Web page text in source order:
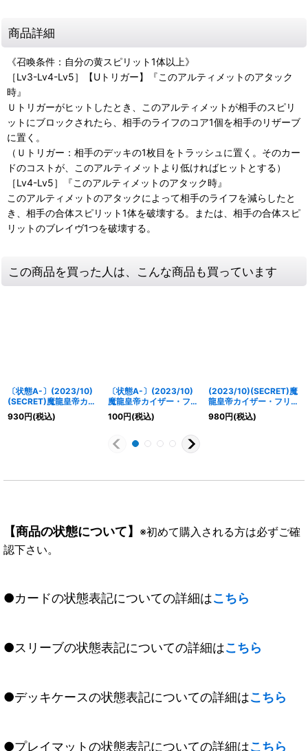
商品詳細
《召喚条件：自分の黄スピリット1体以上》
［Lv3-Lv4-Lv5］【Uトリガー】『このアルティメットのアタック
時』
Ｕトリガーがヒットしたとき、このアルティメットが相手のスピリ
ットにブロックされたら、相手のライフのコア1個を相手のリザーブ
に置く。
（Ｕトリガー：相手のデッキの1枚目をトラッシュに置く。そのカー
ドのコストが、このアルティメットより低ければヒットとする）
［Lv4-Lv5］『このアルティメットのアタック時』
このアルティメットのアタックによって相手のライフを減らしたと
き、相手の合体スピリット1体を破壊する。または、相手の合体スピ
リットのブレイヴ1つを破壊する。
この商品を買った人は、こんな商品も買っています
〔状態A-〕(2023/10)
(SECRET)魔龍皇帝カイ
ザー・フリード【X-
SEC】{BSC42-X03}
930円(税込)
〔状態A-〕(2023/10)
魔龍皇帝カイザー・フリ
ード【X】{BSC42-
X03}《多》
100円(税込)
(2023/10)(SECRET)魔
龍皇帝カイザー・フリー
ド【X-SEC】{BSC42-
X03}《多》
980円(税込)
【商品の状態について】 ※初めて購入される方は必ずご確
認下さい。
●カードの状態表記についての詳細はこちら
●スリーブの状態表記についての詳細はこちら
●デッキケースの状態表記についての詳細はこちら
●プレイマットの状態表記についての詳細はこちら